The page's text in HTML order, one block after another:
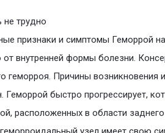
не трудно
признаки и симптомы Геморрой
от внутренней формы болезни.
геморроя. Причины возникновения
Геморрой быстро прогрессирует,
расположенных в области